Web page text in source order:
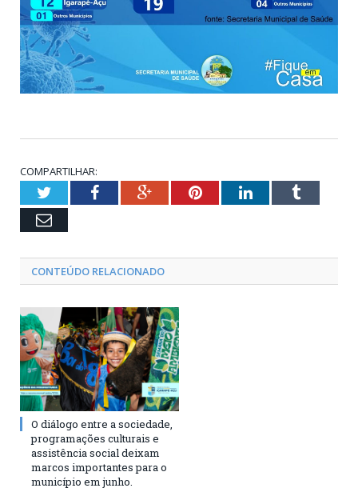
COMPARTILHAR:
TwitterFacebookGoogle+PinterestLinkedInTumblr
Email
CONTEÚDO RELACIONADO
O diálogo entre a sociedade,
programações culturais e
assistência social deixam
marcos importantes para o
município em junho.